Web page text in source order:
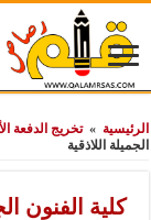
الرئيسية » تخريج الدفعة
الجميلة اللاذقية
كلية الفنون